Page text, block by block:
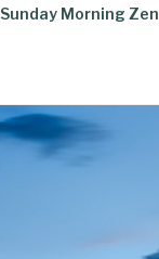
Sunday Morning Zen